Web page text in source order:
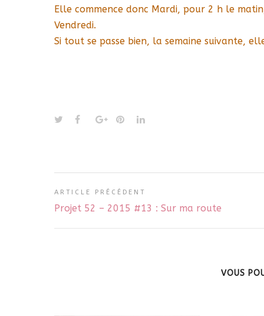
Elle commence donc Mardi, pour 2 h le
Vendredi.
Si tout se passe bien, la semaine suivante,
ARTICLE PRÉCÉDENT
Projet 52 – 2015 #13 : Sur ma route
VOUS